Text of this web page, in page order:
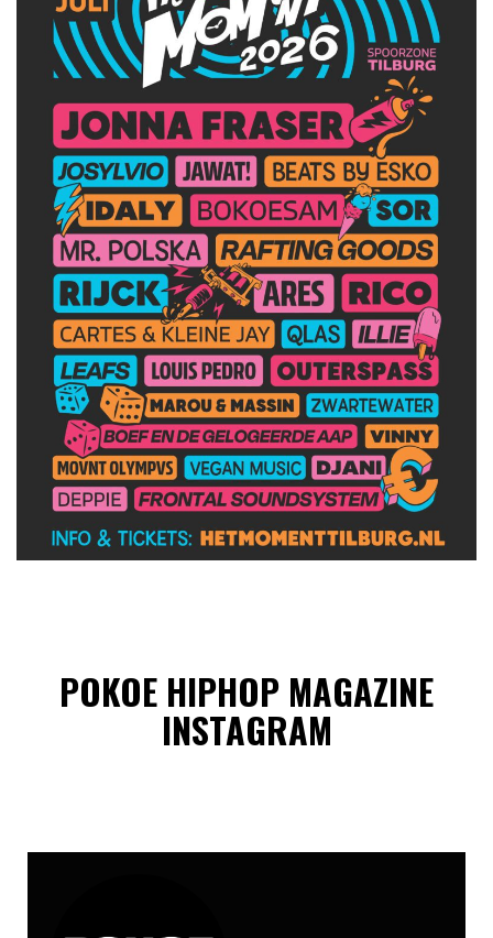
POKOE HIPHOP MAGAZINE
INSTAGRAM